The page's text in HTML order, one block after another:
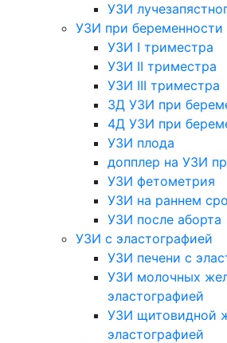
УЗИ
УЗИ при беременности
УЗИ I триместра
УЗИ II триместра
УЗИ III триместра
3Д УЗИ при
4Д УЗИ при
УЗИ плода
допплер на УЗИ
УЗИ фетометрия
УЗИ на раннем
УЗИ после аборта
УЗИ с эластографией
УЗИ печени с
УЗИ молочных
эластографией
УЗИ щитовидной
эластографией